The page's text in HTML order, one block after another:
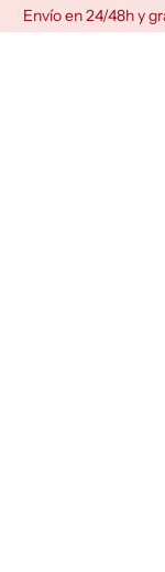
Envío en 24/48h y